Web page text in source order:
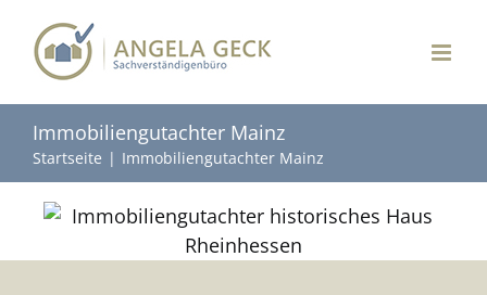
Inhalt
springen
Immobiliengutachter Mainz
Startseite Immobiliengutachter Mainz